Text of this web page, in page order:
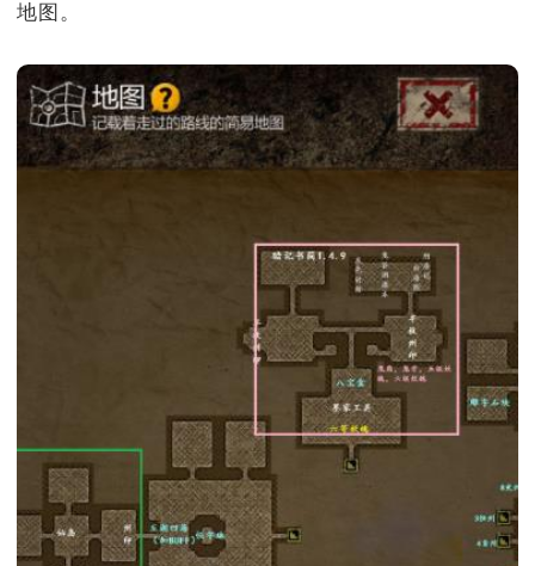
地图。